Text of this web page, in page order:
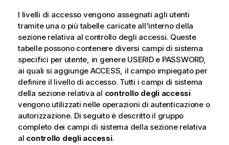
t
i
c
a
I livelli di accesso vengono assegnati agli utenti
tramite una o più tabelle caricate all'interno della
sezione relativa al controllo degli accessi. Queste
tabelle possono contenere diversi campi di sistema
specifici per utente, in genere USERID e PASSWORD,
ai quali si aggiunge ACCESS, il campo impiegato per
definire il livello di accesso. Tutti i campi di sistema
della sezione relativa al controllo degli accessi
vengono utilizzati nelle operazioni di autenticazione o
autorizzazione. Di seguito è descritto il gruppo
completo dei campi di sistema della sezione relativa
al controllo degli accessi.